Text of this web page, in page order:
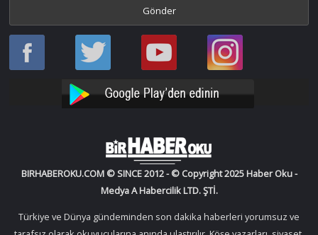
Haber
Oku
Haber
Oku
Bir
Haber
YouTube
Bir
Haber
Instagram
BIRHABEROKU.COM © SINCE 2012 - © Copyright 2025 Haber Oku -
Medya A Habercilik LTD. ŞTİ.
Türkiye ve Dünya gündeminden son dakika haberleri yorumsuz ve